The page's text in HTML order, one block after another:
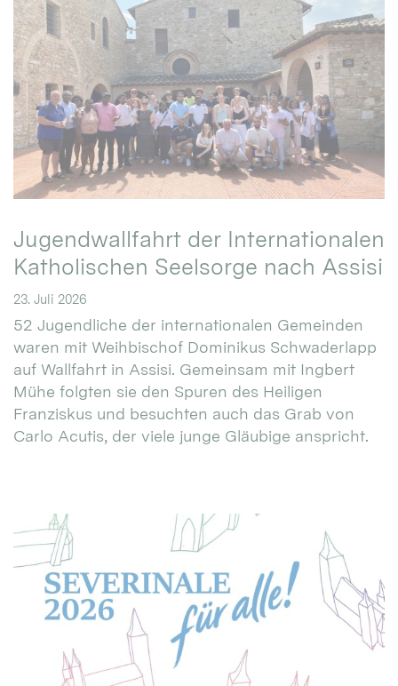
Jugendwallfahrt der Internationalen
Katholischen Seelsorge nach Assisi
23. Juli 2026
52 Jugendliche der internationalen Gemeinden
waren mit Weihbischof Dominikus Schwaderlapp
auf Wallfahrt in Assisi. Gemeinsam mit Ingbert
Mühe folgten sie den Spuren des Heiligen
Franziskus und besuchten auch das Grab von
Carlo Acutis, der viele junge Gläubige anspricht.